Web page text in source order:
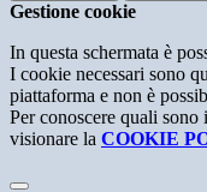
Gestione cookie
In questa schermata è
I cookie necessari sono
piattaforma e non è
Per conoscere quali
visionare la COOKIE